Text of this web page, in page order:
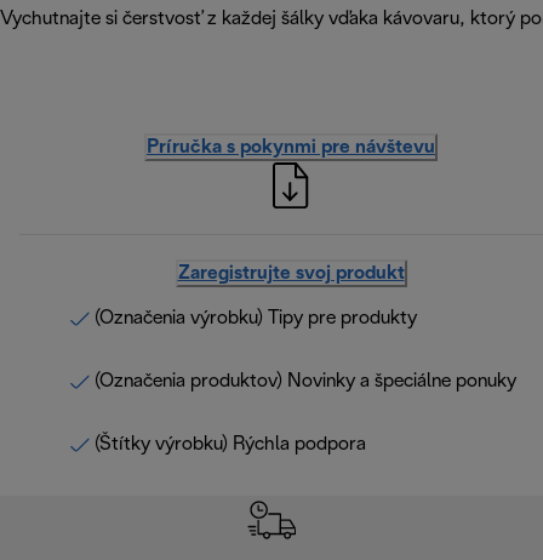
Vychutnajte si čerstvosť z každej šálky vďaka kávovaru, ktorý
Príručka s pokynmi pre návštevu
Zaregistrujte svoj produkt
(Označenia výrobku) Tipy pre produkty
(Označenia produktov) Novinky a špeciálne ponuky
(Štítky výrobku) Rýchla podpora